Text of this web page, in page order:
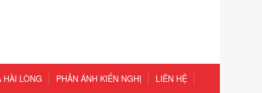
HÀI LÒNG PHẢN ÁNH KIẾN NGHỊ LIÊN HỆ